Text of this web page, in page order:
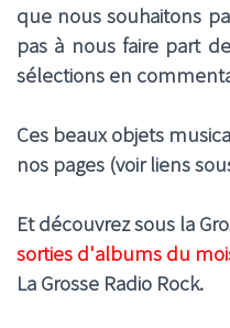
que nous souhaitons
pas à nous faire part
sélections en
Ces beaux objets
nos pages (voir liens
Et découvrez sous la
sorties d'albums du
La Grosse Radio Rock.